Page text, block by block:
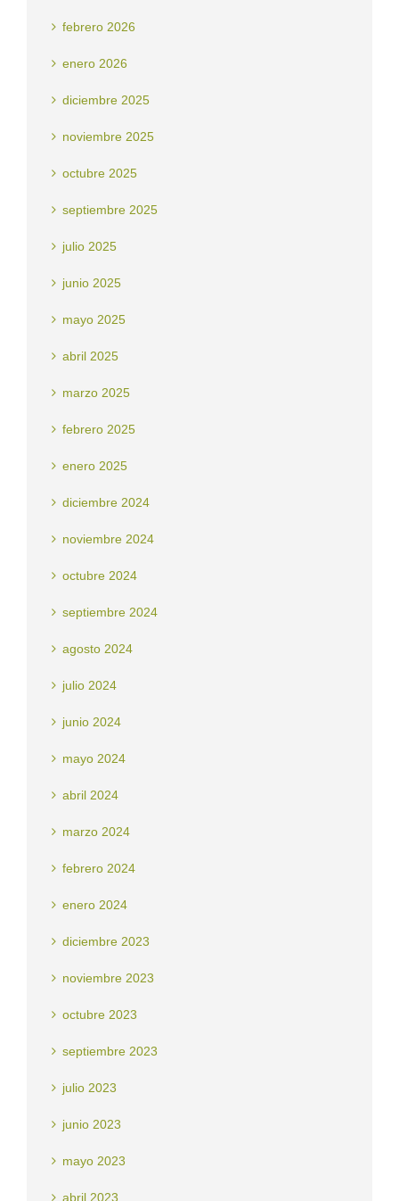
febrero 2026
enero 2026
diciembre 2025
noviembre 2025
octubre 2025
septiembre 2025
julio 2025
junio 2025
mayo 2025
abril 2025
marzo 2025
febrero 2025
enero 2025
diciembre 2024
noviembre 2024
octubre 2024
septiembre 2024
agosto 2024
julio 2024
junio 2024
mayo 2024
abril 2024
marzo 2024
febrero 2024
enero 2024
diciembre 2023
noviembre 2023
octubre 2023
septiembre 2023
julio 2023
junio 2023
mayo 2023
abril 2023